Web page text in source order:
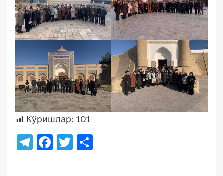
Кўришлар: 101
Telegram
Facebook
Twitter